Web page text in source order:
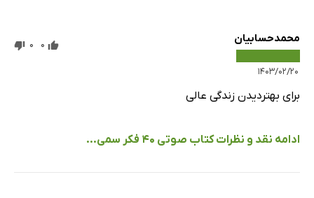
محمدحسابیان
۱۴۰۳/۰۲/۲۰
0
0
برای بهتردیدن زندگی عالی
ادامه نقد و نظرات کتاب صوتی 40 فکر سمی...